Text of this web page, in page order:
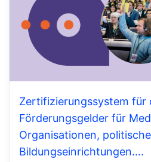
Zertifizierungssystem für
Förderungsgelder für
Organisationen,
Bildungseinrichtungen....